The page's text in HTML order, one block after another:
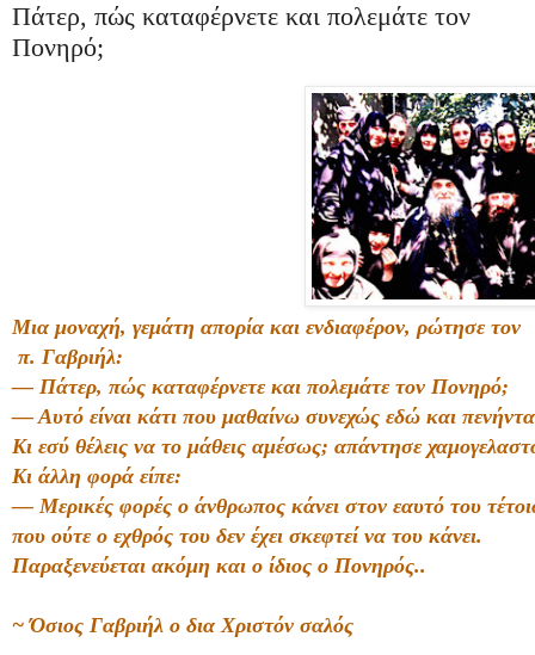
Πάτερ, πώς καταφέρνετε και πολεμάτε τον
Πονηρό;
Μια μοναχή, γεμάτη απορία και ενδιαφέρον, ρώτησε τον
π. Γαβριήλ:
— Πάτερ, πώς καταφέρνετε και πολεμάτε τον Πονηρό;
— Αυτό είναι κάτι που μαθαίνω συνεχώς εδώ και
Κι εσύ θέλεις να το μάθεις αμέσως; απάντησε
Κι άλλη φορά είπε:
— Μερικές φορές ο άνθρωπος κάνει στον εαυτό του
που ούτε ο εχθρός του δεν έχει σκεφτεί να του κάνει.
Παραξενεύεται ακόμη και ο ίδιος ο Πονηρός..
~ Όσιος Γαβριήλ ο δια Χριστόν σαλός